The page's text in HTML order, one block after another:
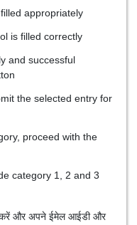
appropriately
is filled correctly
and successful
the selected entry for
proceed with the
category 1, 2 and 3
और अपने ईमेल आईडी और